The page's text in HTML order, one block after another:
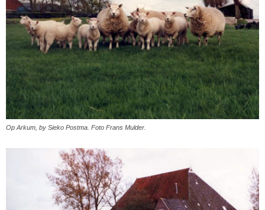
Op Arkum, by Sieko Postma. Foto Frans Mulder.